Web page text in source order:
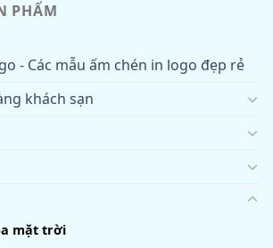
PHẨM
- Các mẫu ấm chén in logo đẹp rẻ
khách sạn
mặt trời